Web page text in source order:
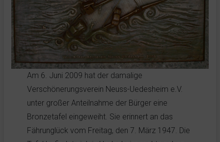
Am 6. Juni 2009 hat der damalige
Verschönerungsverein Neuss-Uedesheim e.V.
unter großer Anteilnahme der Bürger eine
Bronzetafel eingeweiht. Sie erinnert an das
Fährunglück vom Freitag, den 7. März 1947. Die